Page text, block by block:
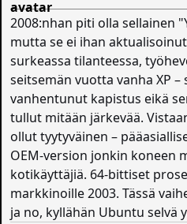
2008:nhan piti olla sellainen
mutta se ei ihan
surkeassa tilanteessa,
seitsemän vuotta vanha XP
vanhentunut kapistus eikä
tullut mitään järkevää.
ollut tyytyväinen –
OEM-version jonkin koneen
kotikäyttäjiä. 64-bittiset
markkinoille 2003. Tässä
ja no, kyllähän Ubuntu selvä